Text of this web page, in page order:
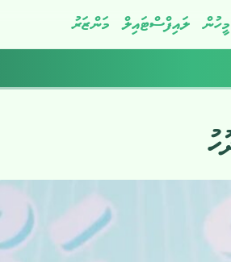
މީހުން ލައިފްސްޓައިލް މަންޒަރު